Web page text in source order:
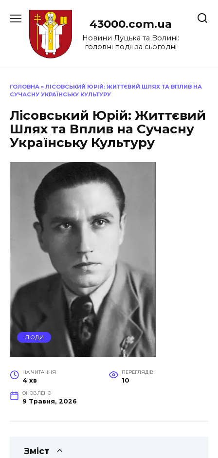
до
43000.com.ua
Новини Луцька та Волині:
головні події за сьогодні
ГОЛОВНА » ЛІСОВСЬКИЙ ЮРІЙ: ЖИТТЄВИЙ ШЛЯХ ТА ВПЛИВ НА
СУЧАСНУ УКРАЇНСЬКУ КУЛЬТУРУ
Лісовський Юрій: Життєвий
Шлях та Вплив на Сучасну
Українську Культуру
ЛЮДИ
НА ЧИТАННЯ
4 хв
ПЕРЕГЛЯДІВ
10
ОНОВЛЕНО
9 Травня, 2026
Зміст